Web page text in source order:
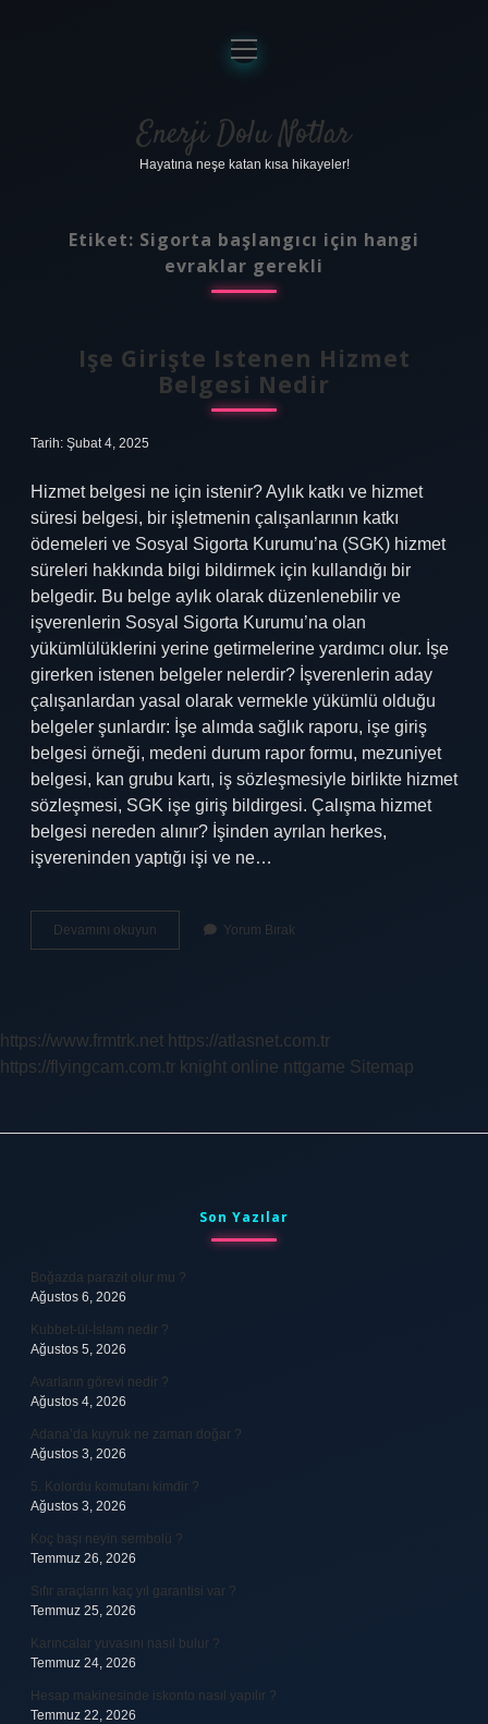
Anasayfa
Gizlilik Politikası
Yasal Uyarı
menüyü
aç
Enerji Dolu Notlar
Hayatına neşe katan kısa hikayeler!
Etiket: Sigorta başlangıcı için hangi
evraklar gerekli
Işe Girişte Istenen Hizmet
Belgesi Nedir
Tarih: Şubat 4, 2025
Hizmet belgesi ne için istenir? Aylık katkı ve hizmet
süresi belgesi, bir işletmenin çalışanlarının katkı
ödemeleri ve Sosyal Sigorta Kurumu’na (SGK) hizmet
süreleri hakkında bilgi bildirmek için kullandığı bir
belgedir. Bu belge aylık olarak düzenlenebilir ve
işverenlerin Sosyal Sigorta Kurumu’na olan
yükümlülüklerini yerine getirmelerine yardımcı olur. İşe
girerken istenen belgeler nelerdir? İşverenlerin aday
çalışanlardan yasal olarak vermekle yükümlü olduğu
belgeler şunlardır: İşe alımda sağlık raporu, işe giriş
belgesi örneği, medeni durum rapor formu, mezuniyet
belgesi, kan grubu kartı, iş sözleşmesiyle birlikte hizmet
sözleşmesi, SGK işe giriş bildirgesi. Çalışma hizmet
belgesi nereden alınır? İşinden ayrılan herkes,
işvereninden yaptığı işi ve ne…
Devamını okuyun
Girişte
Yorum Bırak
https://www.frmtrk.net https://atlasnet.com.tr
https://flyingcam.com.tr knight online nttgame Sitemap
Son Yazılar
Boğazda parazit olur mu ?
Ağustos 6, 2026
Kubbet-ül-İslam nedir ?
Ağustos 5, 2026
Avarların görevi nedir ?
Ağustos 4, 2026
Adana’da kuyruk ne zaman doğar ?
Ağustos 3, 2026
5. Kolordu komutanı kimdir ?
Ağustos 3, 2026
Koç başı neyin sembolü ?
Temmuz 26, 2026
Sıfır araçların kaç yıl garantisi var ?
Temmuz 25, 2026
Karıncalar yuvasını nasıl bulur ?
Temmuz 24, 2026
Hesap makinesinde iskonto nasıl yapılır ?
Temmuz 22, 2026